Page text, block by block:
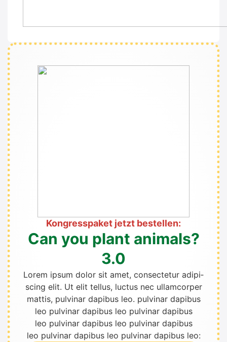
Kon­gress­pa­ket jetzt bestel­len:
Can you plant ani­mals?
3.0
Lorem ipsum dolor sit amet, con­sec­te­tur adi­pi­
scing elit. Ut elit tel­lus, luc­tus nec ullam­cor­per
mat­tis, pul­vi­nar dapi­bus leo. pul­vi­nar dapi­bus
leo pul­vi­nar dapi­bus leo pul­vi­nar dapi­bus
leo pul­vi­nar dapi­bus leo pul­vi­nar dapi­bus
leo pul­vi­nar dapi­bus leo pul­vi­nar dapi­bus leo: